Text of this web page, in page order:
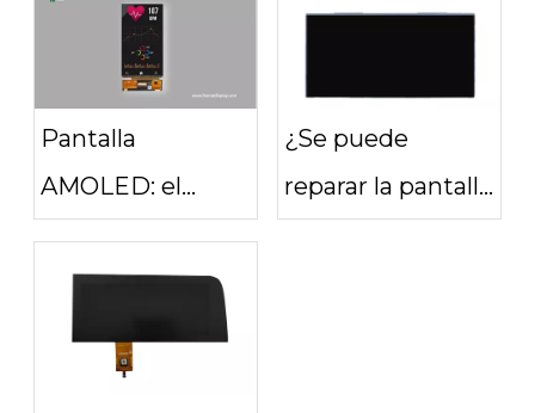
Pantalla
AMOLED: el
futuro de la
tecnología de
pantalla
¿Se puede
reparar la pantalla